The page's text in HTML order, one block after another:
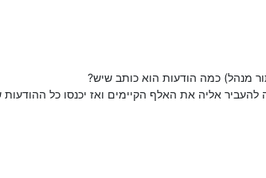
מנהל) כמה הודעות הוא כותב שיש?
אליה את האלף הקיימים ואז יכנסו כל